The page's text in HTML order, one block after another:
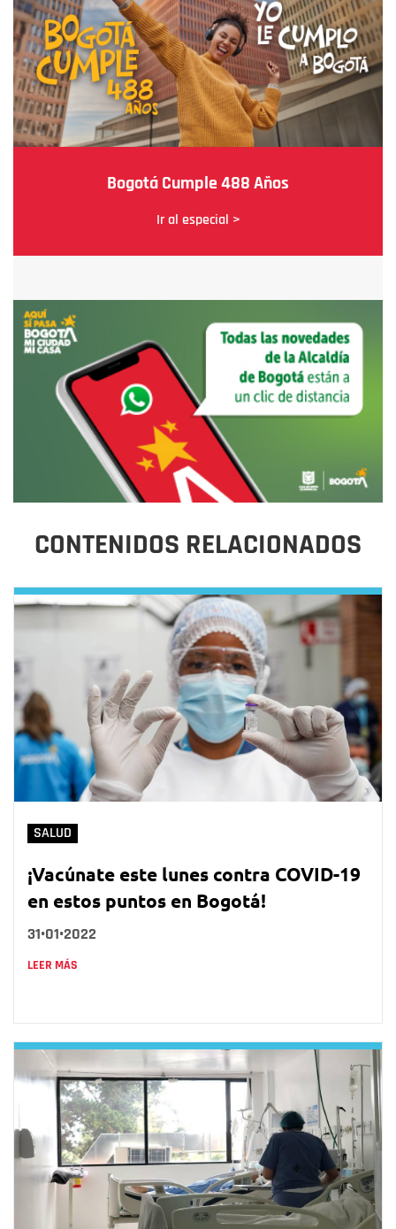
Bogotá Cumple 488 Años
Ir al especial >
CONTENIDOS RELACIONADOS
SALUD
¡Vacúnate este lunes contra COVID-19
en estos puntos en Bogotá!
31•01•2022
LEER MÁS